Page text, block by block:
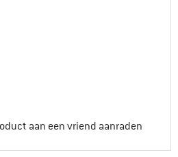
service where
repair.
aan een vriend aanraden